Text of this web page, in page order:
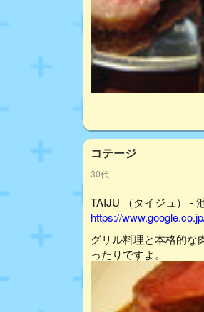
コテージ
30代
TAIJU （タイジュ） -
https://
グリル料理と本格的な
ったりですよ。